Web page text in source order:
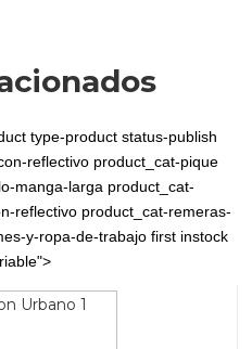
type-product status-publish
reflectivo product_cat-pique
manga-larga product_cat-
reflectivo product_cat-remeras-
y-ropa-de-trabajo first instock